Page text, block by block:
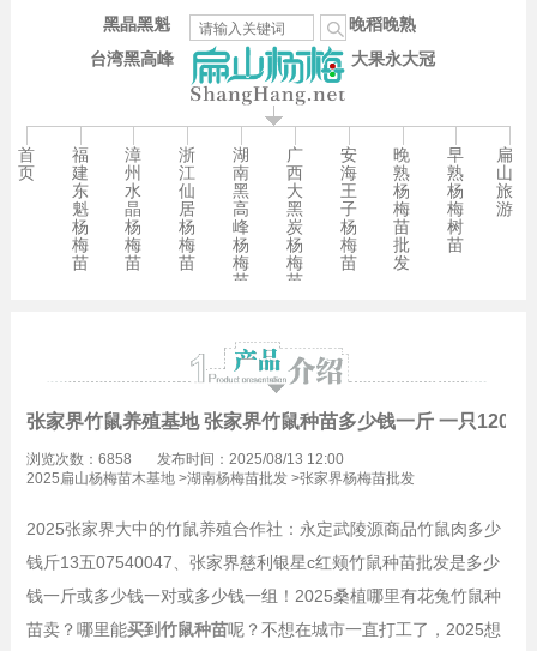
台湾黑高峰
晚稻晚熟
大果永大冠
黑晶黑魁
首
页
福
建
东
魁
杨
梅
苗
漳
州
水
晶
杨
梅
苗
浙
江
仙
居
杨
梅
苗
湖
南
黑
高
峰
杨
梅
苗
广
西
大
黑
炭
杨
梅
苗
安
海
王
子
杨
梅
苗
晚
熟
杨
梅
苗
批
发
早
熟
杨
梅
树
苗
扁
山
旅
游
张家界竹鼠养殖基地 张家界竹鼠种苗多少钱一斤 一只120元
浏览次数：6858
发布时间：2025/08/13 12:00
2025扁山杨梅苗木基地>湖南杨梅苗批发>张家界杨梅苗批发
2025张家界大中的竹鼠养殖合作社：永定武陵源商品竹鼠肉多少
钱斤13五07540047、张家界慈利银星c红颊竹鼠种苗批发是多少
钱一斤或多少钱一对或多少钱一组！2025桑植哪里有花兔竹鼠种
苗卖？哪里能买到竹鼠种苗呢？不想在城市一直打工了，2025想